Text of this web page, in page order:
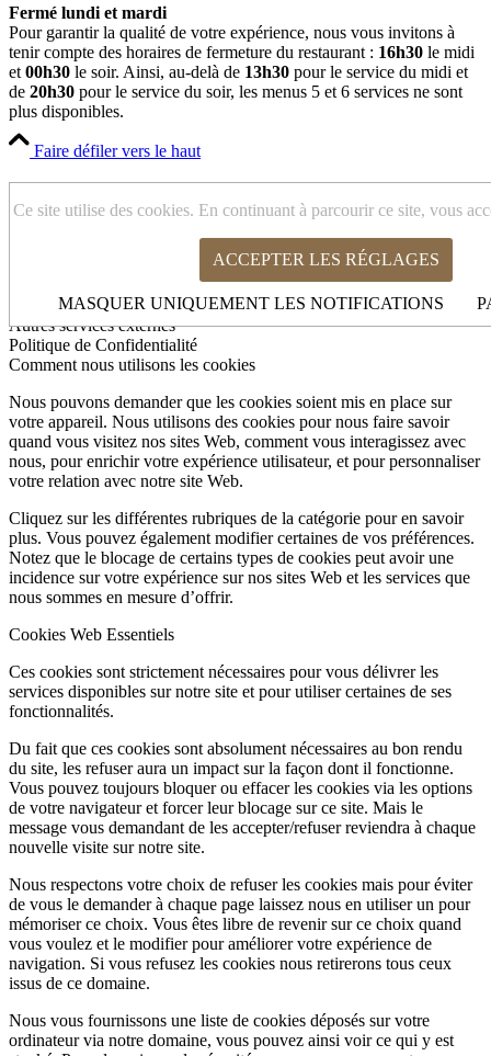
Fermé lundi et mardi
Pour garantir la qualité de votre expérience, nous vous invitons à
tenir compte des horaires de fermeture du restaurant : 16h30 le midi
et 00h30 le soir. Ainsi, au-delà de 13h30 pour le service du midi et
de 20h30 pour le service du soir, les menus 5 et 6 services ne sont
plus disponibles.
Faire défiler vers le haut
Ce site utilise des cookies. En continuant à parcourir ce site, vous
ACCEPTER LES RÉGLAGES
MASQUER UNIQUEMENT LES NOTIFICATIONS
Comment nous utilisons les cookies
Cookies Web Essentiels
Autres services externes
Politique de Confidentialité
Comment nous utilisons les cookies
Nous pouvons demander que les cookies soient mis en place sur
votre appareil. Nous utilisons des cookies pour nous faire savoir
quand vous visitez nos sites Web, comment vous interagissez avec
nous, pour enrichir votre expérience utilisateur, et pour personnaliser
votre relation avec notre site Web.
Cliquez sur les différentes rubriques de la catégorie pour en savoir
plus. Vous pouvez également modifier certaines de vos préférences.
Notez que le blocage de certains types de cookies peut avoir une
incidence sur votre expérience sur nos sites Web et les services que
nous sommes en mesure d’offrir.
Cookies Web Essentiels
Ces cookies sont strictement nécessaires pour vous délivrer les
services disponibles sur notre site et pour utiliser certaines de ses
fonctionnalités.
Du fait que ces cookies sont absolument nécessaires au bon rendu
du site, les refuser aura un impact sur la façon dont il fonctionne.
Vous pouvez toujours bloquer ou effacer les cookies via les options
de votre navigateur et forcer leur blocage sur ce site. Mais le
message vous demandant de les accepter/refuser reviendra à chaque
nouvelle visite sur notre site.
Nous respectons votre choix de refuser les cookies mais pour éviter
de vous le demander à chaque page laissez nous en utiliser un pour
mémoriser ce choix. Vous êtes libre de revenir sur ce choix quand
vous voulez et le modifier pour améliorer votre expérience de
navigation. Si vous refusez les cookies nous retirerons tous ceux
issus de ce domaine.
Nous vous fournissons une liste de cookies déposés sur votre
ordinateur via notre domaine, vous pouvez ainsi voir ce qui y est